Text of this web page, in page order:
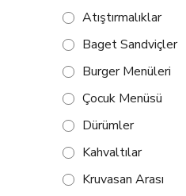
Atıştırmalıklar
Baget Sandviçler
Burger Menüleri
Çocuk Menüsü
Dürümler
Kahvaltılar
Kruvasan Arası